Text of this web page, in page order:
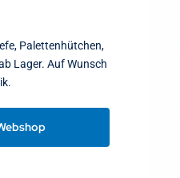
Palettenhütchen,
Lager. Auf Wunsch